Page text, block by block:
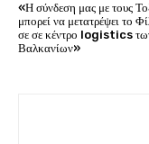
«Η σύνδεση μας με τους
μπορεί να μετατρέψει το
σε σε κέντρο logistics
Βαλκανίων»